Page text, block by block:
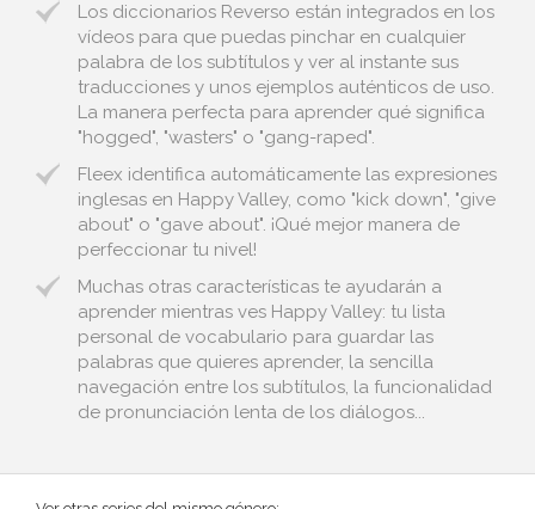
Los diccionarios Reverso están integrados en los
vídeos para que puedas pinchar en cualquier
palabra de los subtítulos y ver al instante sus
traducciones y unos ejemplos auténticos de uso.
La manera perfecta para aprender qué significa
"hogged", "wasters" o "gang-raped".
Fleex identifica automáticamente las expresiones
inglesas en Happy Valley, como "kick down", "give
about" o "gave about". ¡Qué mejor manera de
perfeccionar tu nivel!
Muchas otras características te ayudarán a
aprender mientras ves Happy Valley: tu lista
personal de vocabulario para guardar las
palabras que quieres aprender, la sencilla
navegación entre los subtítulos, la funcionalidad
de pronunciación lenta de los diálogos...